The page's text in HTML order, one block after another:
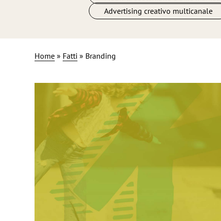
Advertising creativo multicanale
Home » Fatti » Branding
KidStreets
Natale 2020